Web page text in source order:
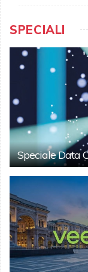
SPECIALI
Speciale Data